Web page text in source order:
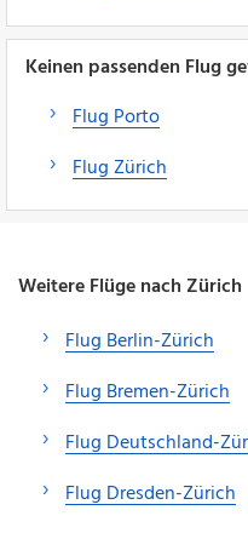
Keinen passenden Flug
Flug Porto
Flug Zürich
Weitere Flüge nach Zürich
Flug Berlin-Zürich
Flug Bremen-Zürich
Flug Deutschland-
Flug Dresden-Zürich